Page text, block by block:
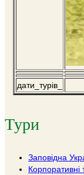
дати_турів_
Тури
Заповідна
Корпоративні